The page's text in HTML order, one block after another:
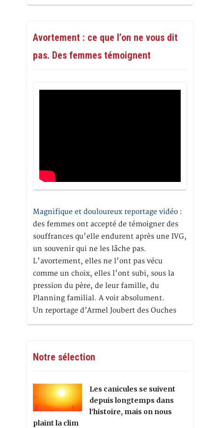
Avortement : ce que l’on ne vous dit
pas. Des femmes témoignent
Magnifique et douloureux reportage vidéo :
des femmes ont accepté de témoigner des
souffrances qu'elle endurent après une IVG,
un souvenir qui ne les lâche pas.
L'avortement, elles ne l'ont pas vécu
comme un choix, elles l'ont subi, sous la
pression du père, de leur famille, du
Planning familial. A voir absolument.
Un reportage d’Armel Joubert des Ouches
Notre sélection
Les canicules se suivent
depuis longtemps dans
l’histoire, mais on nous
plaint la clim